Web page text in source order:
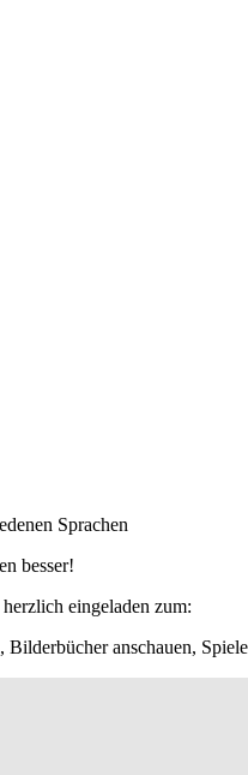
Sprachen
besser!
eingeladen zum:
anschauen,